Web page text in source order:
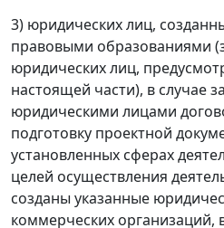
3) юридических лиц,
правовыми образованиями
юридических лиц,
настоящей части), в случае
юридическими лицами
подготовку проектной
установленных сферах
целей осуществления
созданы указанные
коммерческих организаций,